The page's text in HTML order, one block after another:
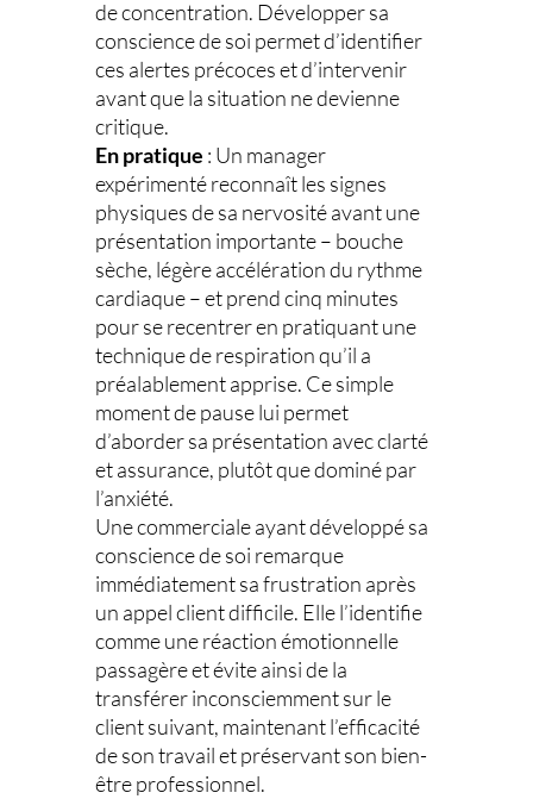
de concentration. Développer sa
conscience de soi permet d’identifier
ces alertes précoces et d’intervenir
avant que la situation ne devienne
critique.
En pratique : Un manager
expérimenté reconnaît les signes
physiques de sa nervosité avant une
présentation importante – bouche
sèche, légère accélération du rythme
cardiaque – et prend cinq minutes
pour se recentrer en pratiquant une
technique de respiration qu’il a
préalablement apprise. Ce simple
moment de pause lui permet
d’aborder sa présentation avec clarté
et assurance, plutôt que dominé par
l’anxiété.
Une commerciale ayant développé sa
conscience de soi remarque
immédiatement sa frustration après
un appel client difficile. Elle l’identifie
comme une réaction émotionnelle
passagère et évite ainsi de la
transférer inconsciemment sur le
client suivant, maintenant l’efficacité
de son travail et préservant son bien-
être professionnel.